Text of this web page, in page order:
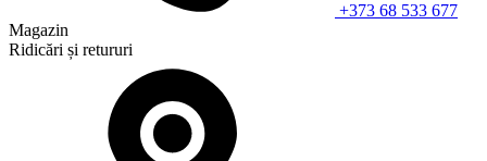
+373 68 533 677
Magazin
Ridicări și retururi